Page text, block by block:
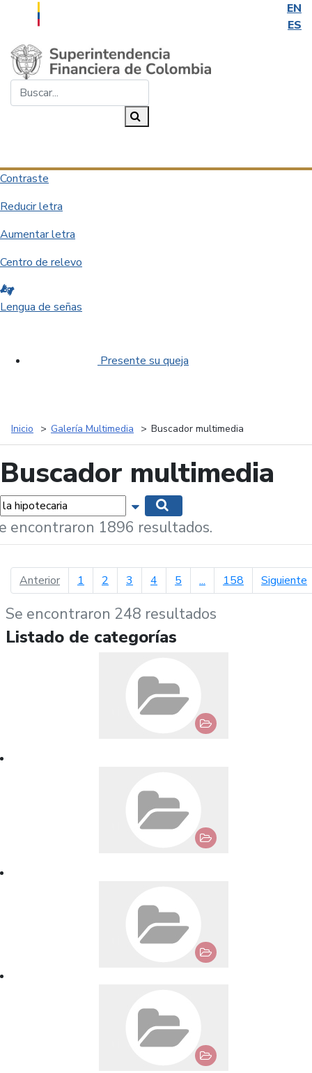
EN
ES
Saltar al contenido principal
Contraste
Reducir letra
Aumentar letra
Centro de relevo
Lengua de señas
Presente su queja
Inicio Galería Multimedia Buscador multimedia
Buscador multimedia
Mostrar opciones de búsqueda
encontraron 1896 resultados.
Anteriorpágina anterior
1 2 3 4 5 ... 158 Siguiente
Se encontraron 248 resultados
Listado de categorías